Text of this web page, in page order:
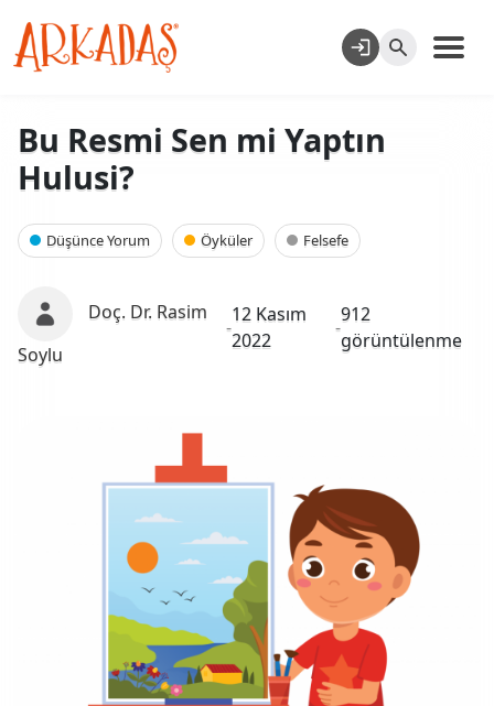
Bu Resmi Sen mi Yaptın
Hulusi?
Düşünce Yorum Öyküler Felsefe
Doç. Dr. Rasim
Soylu
-
12 Kasım
2022
-
912
görüntülenme